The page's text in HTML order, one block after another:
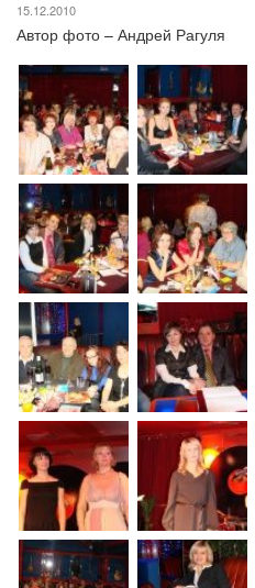
15.12.2010
Автор фото – Андрей Рагуля